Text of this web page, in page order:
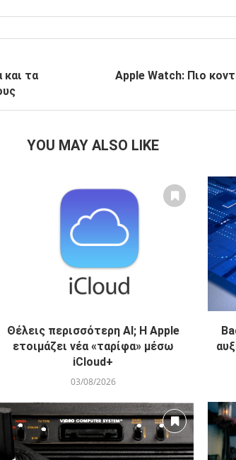
και τα
Apple Watch: Πιο
YOU MAY ALSO LIKE
Θέλεις περισσότερη AI; Η Apple
ετοιμάζει νέα «ταρίφα» μέσω
iCloud+
03/08/2026